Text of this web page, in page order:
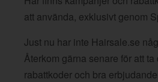
att använda, exklusivt genom
Just nu har inte Hairsale.se
Återkom gärna senare för att
rabattkoder och bra